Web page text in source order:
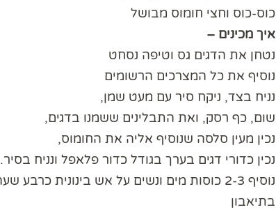
כוס-כוס וחצי חומוס מבושל
איך מכינים –
נטחן את הדגים גס וטיפה נסחט
נוסיף את כל המצרכים הרשומים
נניח בצד, ניקח סיר עם מעט שמן,
שום, כף רסק, ואת התבלינים ששמנו בדגים,
נכין מעין סלסה שנוסיף אליה את החומוס,
נכין כדורי דגים בערך בגודל כדור פלאפל ונניח בסיר.
נוסיף 2-3 כוסות מים ונשים על אש בינונית כרבע שעה
בתיאבון